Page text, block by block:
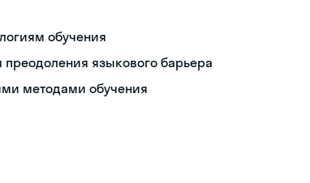
обучения
языкового барьера
методами обучения